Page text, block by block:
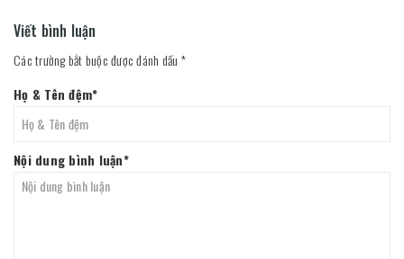
Viết bình luận
Các trường bắt buộc được đánh dấu *
Họ & Tên đệm*
Nội dung bình luận*